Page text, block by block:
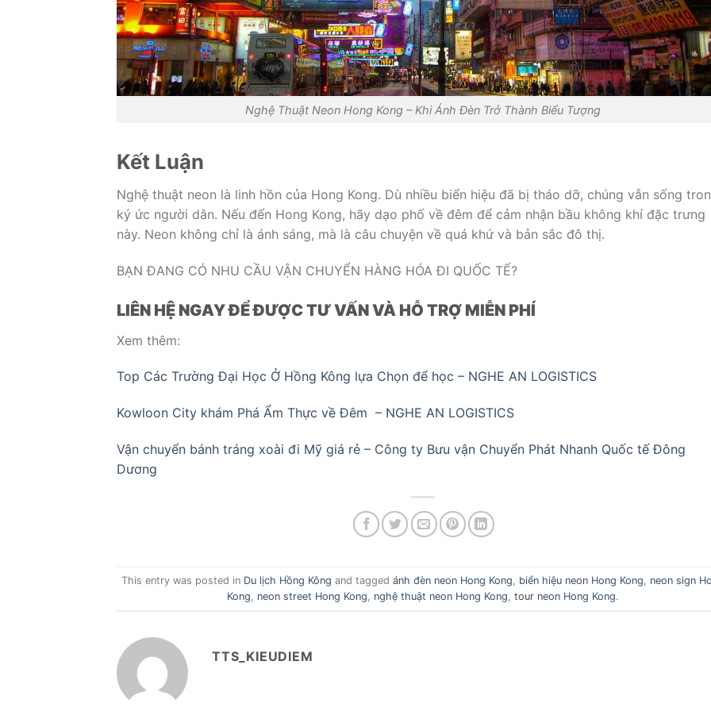
Nghệ Thuật Neon Hong Kong – Khi Ánh Đèn Trở Thành Biểu Tượng
Kết Luận
Nghệ thuật neon là linh hồn của Hong Kong. Dù nhiều biển hiệu đã bị tháo dỡ, chúng vẫn sống
ký ức người dân. Nếu đến Hong Kong, hãy dạo phố về đêm để cảm nhận bầu không khí đặc trưng
này. Neon không chỉ là ánh sáng, mà là câu chuyện về quá khứ và bản sắc đô thị.
BẠN ĐANG CÓ NHU CẦU VẬN CHUYỂN HÀNG HÓA ĐI QUỐC TẾ?
LIÊN HỆ NGAY ĐỂ ĐƯỢC TƯ VẤN VÀ HỖ TRỢ MIỄN PHÍ
Xem thêm:
Top Các Trường Đại Học Ở Hồng Kông lựa Chọn để học – NGHE AN LOGISTICS
Kowloon City khám Phá Ẩm Thực về Đêm – NGHE AN LOGISTICS
Vận chuyển bánh tráng xoài đi Mỹ giá rẻ – Công ty Bưu vận Chuyển Phát Nhanh Quốc tế Đông
Dương
This entry was posted in Du lịch Hồng Kông and taggedánh đèn neon Hong Kong biển hiệu neon Hong Kong
neon sign
Kong
neon street Hong Kong nghệ thuật neon Hong Kong ,tour neon Hong Kong.
TTS_KIEUDIEM